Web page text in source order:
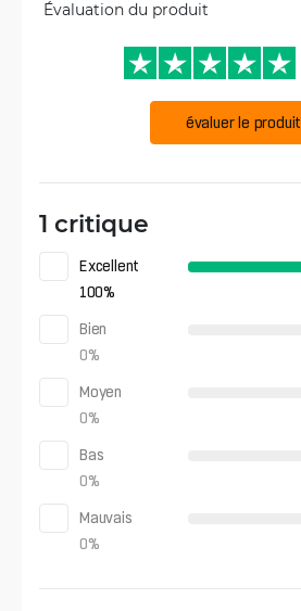
Évaluation du produit
évaluer le produit
1 critique
Excellent
100%
Bien
0%
Moyen
0%
Bas
0%
Mauvais
0%